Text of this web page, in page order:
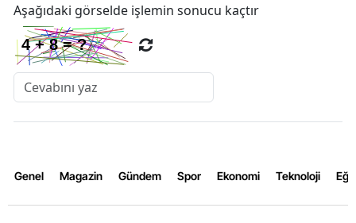
Aşağıdaki görselde işlemin sonucu kaçtır
Genel Magazin Gündem Spor Ekonomi Teknoloji